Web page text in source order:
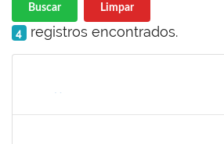
Buscar Limpar
4 registros encontrados.
Processo